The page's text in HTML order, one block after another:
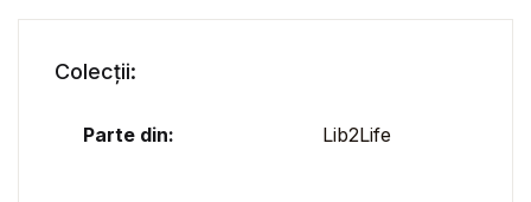
Colecții:
Parte din: Lib2Life